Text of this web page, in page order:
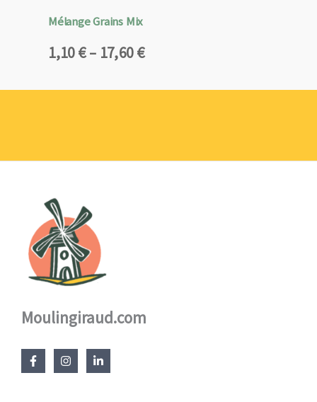
Mélange Grains Mix
1,10€– 17,60€
Plage
prix :
Moulingiraud.com